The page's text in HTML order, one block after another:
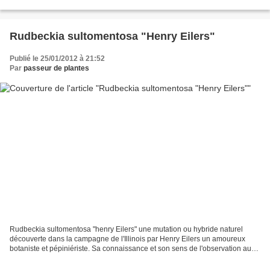
Rudbeckia sultomentosa "Henry Eilers"
Publié le 25/01/2012 à 21:52
Par passeur de plantes
Rudbeckia sultomentosa "henry Eilers" une mutation ou hybride naturel
découverte dans la campagne de l'Illinois par Henry Eilers un amoureux
botaniste et pépiniériste. Sa connaissance et son sens de l'observation au